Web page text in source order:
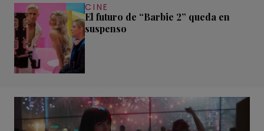
CINE
El futuro de “Barbie 2” queda en
suspenso